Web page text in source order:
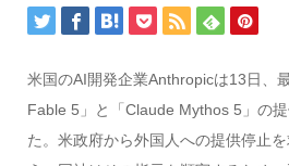
米国のAI開発企業Anthropicは13日、
Fable 5」と「Claude Mythos 5」の
た。米政府から外国人への提供停止